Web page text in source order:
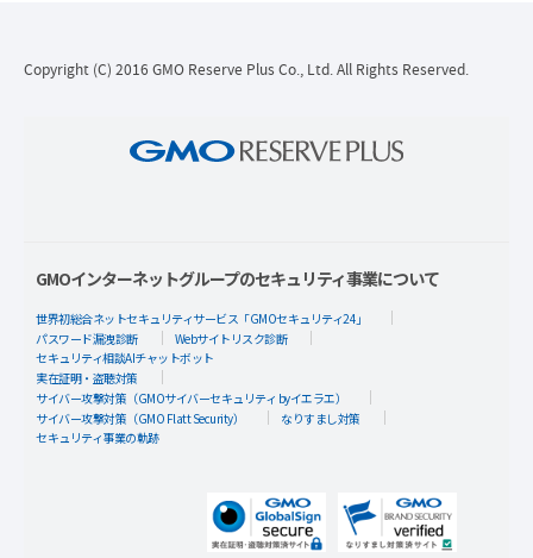
Copyright (C) 2016 GMO Reserve Plus Co., Ltd. All Rights Reserved.
GMOインターネットグループのセキュリティ事業について
世界初総合ネットセキュリティサービス「GMOセキュリティ24」
パスワード漏洩診断
Webサイトリスク診断
セキュリティ相談AIチャットボット
実在証明・盗聴対策
サイバー攻撃対策（GMOサイバーセキュリティ byイエラエ）
サイバー攻撃対策（GMO Flatt Security）
なりすまし対策
セキュリティ事業の軌跡